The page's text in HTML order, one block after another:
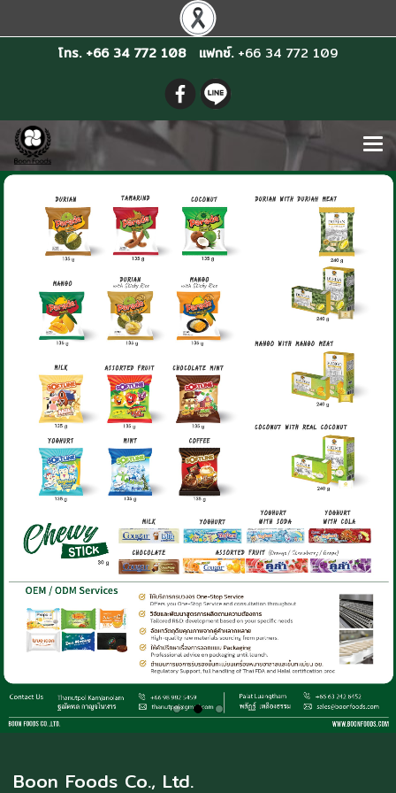
โทร. +66 34 772 108 แฟกซ์.+66 34 772 109
Boon Foods Co., Ltd.